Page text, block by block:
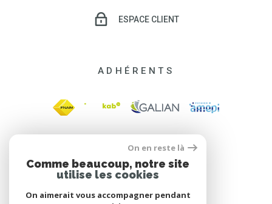
ESPACE CLIENT
ADHÉRENTS
On en reste là
Comme beaucoup, notre site
utilise les cookies
On aimerait vous accompagner pendant